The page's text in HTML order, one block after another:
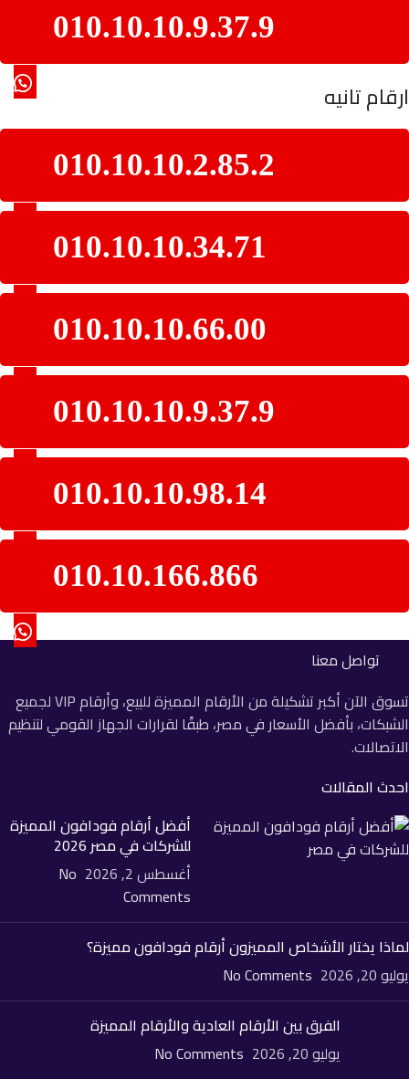
010.10.10.9.37.9
ارقام تانيه
010.10.10.2.85.2
010.10.10.34.71
010.10.10.66.00
010.10.10.9.37.9
010.10.10.98.14
010.10.166.866
تواصل معنا
تسوق الآن أكبر تشكيلة من الأرقام المميزة للبيع، وأرقام VIP لجميع
الشبكات، بأفضل الأسعار في مصر، طبقًا لقرارات الجهاز القومي لتنظيم
الاتصالات.
احدث المقالات
أفضل أرقام فودافون المميزة
للشركات في مصر 2026
أغسطس 2, 2026
No
Comments
لماذا يختار الأشخاص المميزون أرقام فودافون مميزة؟
يوليو 20, 2026
No Comments
الفرق بين الأرقام العادية والأرقام المميزة
يوليو 20, 2026
No Comments